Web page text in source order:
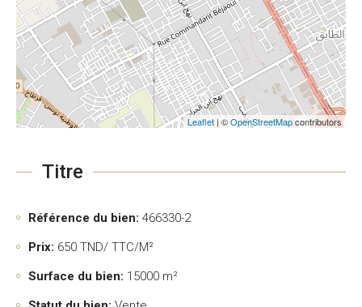
Leaflet | ©OpenStreetMapcontributors
Titre
Référence du bien: 466330-2
Prix: 650 TND/ TTC/M²
Surface du bien: 15000 m²